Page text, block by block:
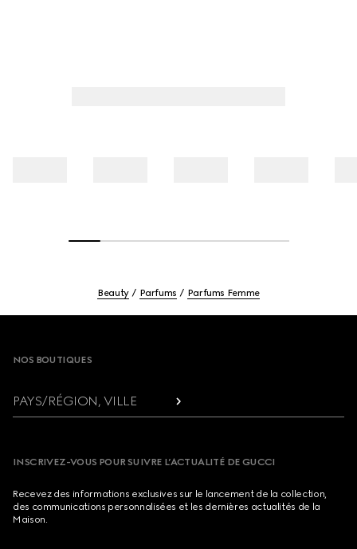
Beauty Parfums Parfums Femme
NOS BOUTIQUES
PAYS/RÉGION, VILLE
INSCRIVEZ-VOUS POUR SUIVRE L’ACTUALITÉ DE GUCCI
Recevez des informations exclusives sur le lancement de la collection,
des communications personnalisées et les dernières actualités de la
Maison.